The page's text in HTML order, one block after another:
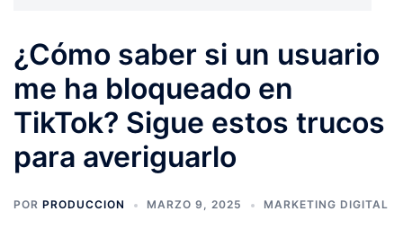
¿Cómo saber si un usuario
me ha bloqueado en
TikTok? Sigue estos trucos
para averiguarlo
POR PRODUCCION MARZO 9, 2025 MARKETING DIGITAL